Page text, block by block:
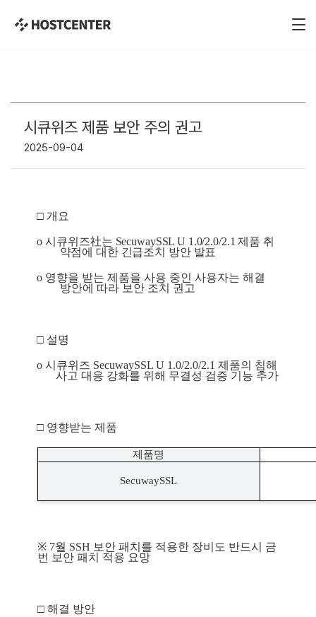
시큐위즈 제품 보안 주의 권고
2025-09-04
□ 개요
o 시큐위즈社는 SecuwaySSL U 1.0/2.0/2.1 제품 취
약점에 대한 긴급조치 방안 발표
o 영향을 받는 제품을 사용 중인 사용자는 해결
방안에 따라 보안 조치 권고
□ 설명
o 시큐위즈 SecuwaySSL U 1.0/2.0/2.1 제품의 침해
사고 대응 강화를 위해 무결성 검증 기능 추가
□ 영향받는 제품
제품명
SecuwaySSL
※ 7월 SSH 보안 패치를 적용한 장비도 반드시 금
번 보안 패치 적용 요망
□ 해결 방안